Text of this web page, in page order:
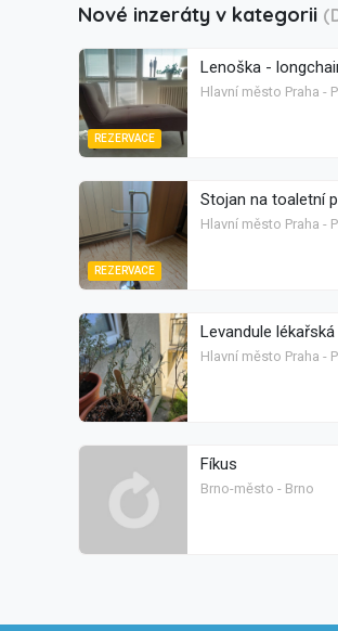
Nové inzeráty v kategorii
REZERVACE
Lenoška -
Hlavní město Praha -
REZERVACE
Stojan na toaletní
Hlavní město Praha -
Levandule lékařská
Hlavní město Praha -
Fíkus
Brno-město - Brno